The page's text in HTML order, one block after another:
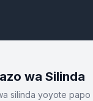
wa Silinda
silinda yoyote papo